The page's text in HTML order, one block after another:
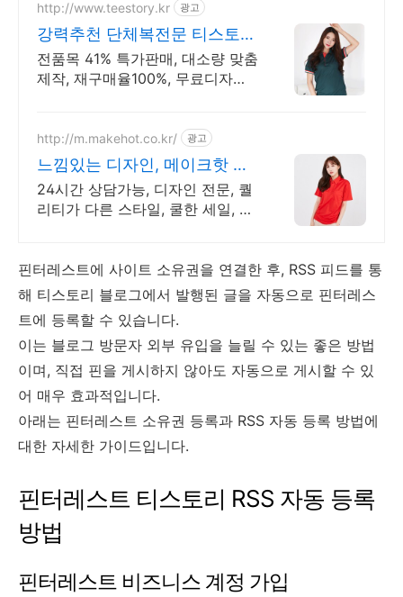
http://www.teestory.kr 광고
강력추천 단체복전문 티스토리
16년 전통의 전문업체
전품목 41% 특가판매, 대소량 맞춤
제작, 재구매율100%, 무료디자인,
http://m.makehot.co.kr/ 광고
느낌있는 디자인, 메이크핫 차
별화되고 세련된 디자인!
24시간 상담가능, 디자인 전문, 퀄
리티가 다른 스타일, 쿨한 세일, 핫
핀터레스트에 사이트 소유권을 연결한 후, RSS 피드를 통
해 티스토리 블로그에서 발행된 글을 자동으로 핀터레스
트에 등록할 수 있습니다.
이는 블로그 방문자 외부 유입을 늘릴 수 있는 좋은 방법
이며, 직접 핀을 게시하지 않아도 자동으로 게시할 수 있
어 매우 효과적입니다.
아래는 핀터레스트 소유권 등록과 RSS 자동 등록 방법에
대한 자세한 가이드입니다.
핀터레스트 티스토리 RSS 자동 등록
방법
핀터레스트 비즈니스 계정 가입